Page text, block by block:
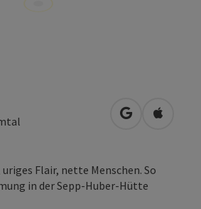
in Google
in
Flair, nette Menschen. So
in der Sepp-Huber-Hütte